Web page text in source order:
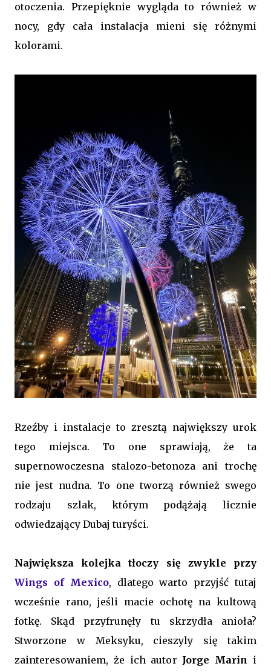
otoczenia. Przepięknie wygląda to również w
nocy, gdy cała instalacja mieni się różnymi
kolorami.
Rzeźby i instalacje to zresztą największy urok
tego miejsca. To one sprawiają, że ta
supernowoczesna stalozo-betonoza ani trochę
nie jest nudna. To one tworzą również swego
rodzaju szlak, którym podążają licznie
odwiedzający Dubaj turyści.
Największa kolejka tłoczy się zwykle przy
Wings of Mexico, dlatego warto przyjść tutaj
wcześnie rano, jeśli macie ochotę na kultową
fotkę. Skąd przyfrunęły tu skrzydła anioła?
Stworzone w Meksyku, cieszyly się takim
zainteresowaniem, że ich autor Jorge Marin i